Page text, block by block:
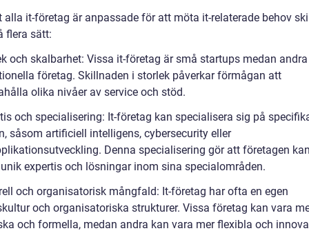
alla it-företag är anpassade för att möta it-relaterade behov
flera sätt:
och skalbarhet: Vissa it-företag är små startups medan
företag. Skillnaden i storlek påverkar förmågan att
olika nivåer av service och stöd.
och specialisering: It-företag kan specialisera sig på
såsom artificiell intelligens, cybersecurity eller
Denna specialisering gör att företagen
expertis och lösningar inom sina specialområden.
och organisatorisk mångfald: It-företag har ofta en egen
och organisatoriska strukturer. Vissa företag kan vara
och formella, medan andra kan vara mer flexibla och